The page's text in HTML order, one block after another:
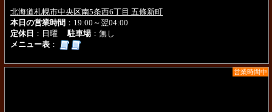
北海道札幌市中央区南5条西6丁目 五條新町
本日の営業時間 ：19:00～翌04:00
定休日 ：日曜駐車場：無し
メニュー表 ：
営業時間中